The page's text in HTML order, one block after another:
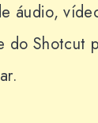
áudio,
do Shotcut